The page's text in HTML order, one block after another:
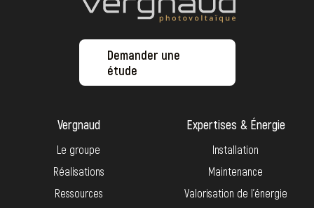
Demander une
étude
Vergnaud
Le groupe
Réalisations
Ressources
Expertises & Énergie
Installation
Maintenance
Valorisation de l’énergie